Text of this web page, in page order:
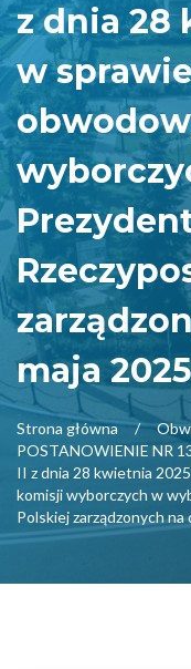
z dnia 28
w
maja
Strona główna
POSTANOWIENIE NR
II z dnia 28 kwietnia
komisji wyborczych w
Polskiej zarządzonych na